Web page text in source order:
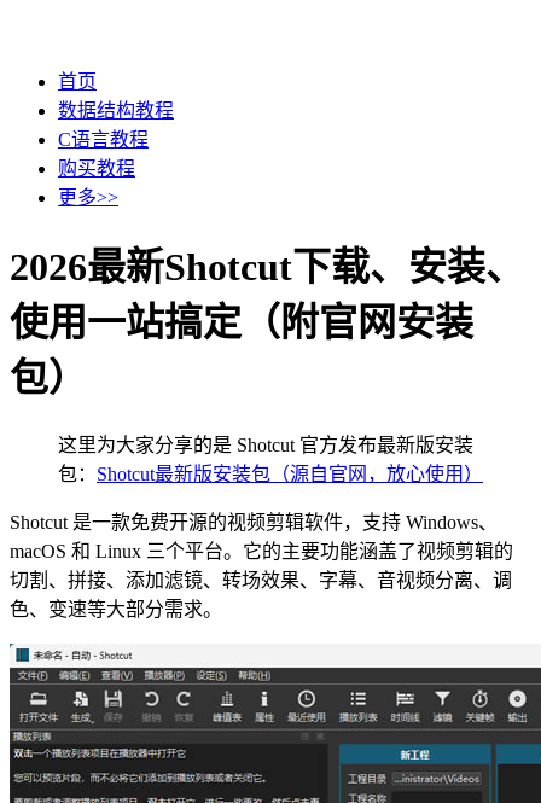
首页
数据结构教程
C语言教程
购买教程
更多>>
2026最新Shotcut下载、安装、
使用一站搞定（附官网安装
包）
这里为大家分享的是 Shotcut 官方发布最新版安装
包： Shotcut最新版安装包（源自官网，放心使用）
Shotcut 是一款免费开源的视频剪辑软件，支持 Windows、
macOS 和 Linux 三个平台。它的主要功能涵盖了视频剪辑的
切割、拼接、添加滤镜、转场效果、字幕、音视频分离、调
色、变速等大部分需求。